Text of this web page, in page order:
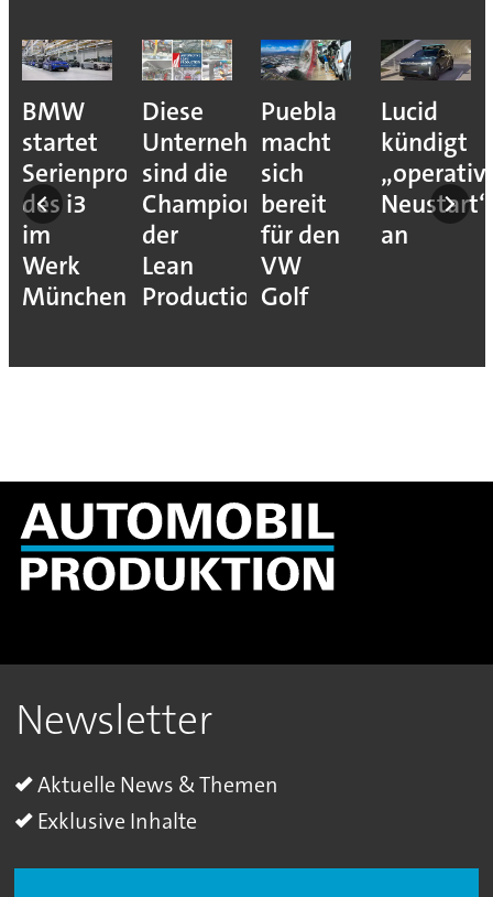
BMW
startet
Serienproduktion
des i3
im
Werk
München
Diese
Unternehmen
sind die
Champions
der
Lean
Production
Puebla
macht
sich
bereit
für den
VW
Golf
Lucid
kündigt
Neustart“
an
Newsletter
Aktuelle News & Themen
Exklusive Inhalte